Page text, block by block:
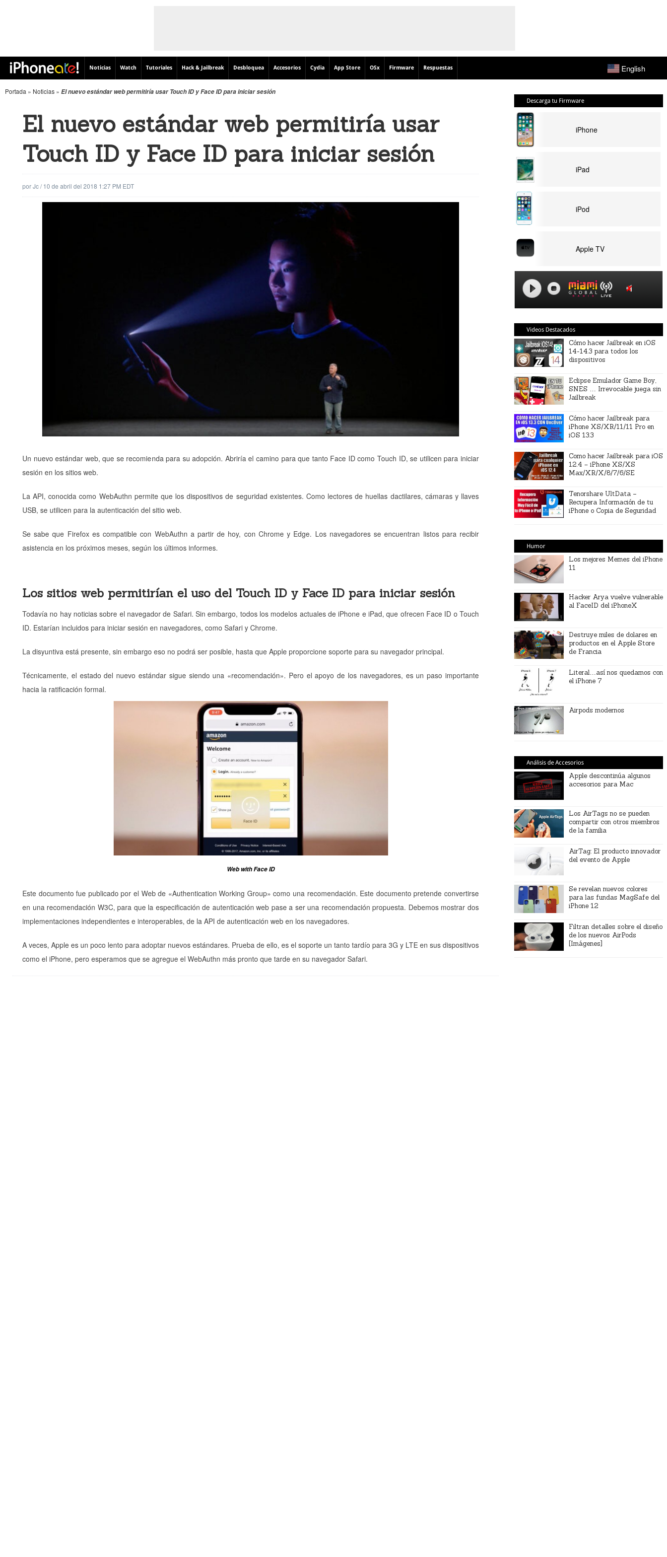
Noticias Watch Tutoriales Hack & Jailbreak Desbloquea Accesorios Cydia App Store OSx Firmware Respuestas English
Portada » Noticias » El nuevo estándar web permitiría usar Touch ID y Face ID para iniciar sesión
El nuevo estándar web permitiría usar
Touch ID y Face ID para iniciar sesión
porJc/10 de abril del 2018 1:27 PM EDT
Un nuevo estándar web, que se recomienda para su adopción. Abriría el camino para que tanto Face ID como Touch ID, se utilicen para iniciar
sesión en los sitios web.
La API, conocida como WebAuthn permite que los dispositivos de seguridad existentes. Como lectores de huellas dactilares, cámaras y llaves
USB, se utilicen para la autenticación del sitio web.
Se sabe que Firefox es compatible con WebAuthn a partir de hoy, con Chrome y Edge. Los navegadores se encuentran listos para recibir
asistencia en los próximos meses, según los últimos informes.
Los sitios web permitirían el uso del Touch ID y Face ID para iniciar sesión
Todavía no hay noticias sobre el navegador de Safari. Sin embargo, todos los modelos actuales de iPhone e iPad, que ofrecen Face ID o Touch
ID. Estarían incluidos para iniciar sesión en navegadores, como Safari y Chrome.
La disyuntiva está presente, sin embargo eso no podrá ser posible, hasta que Apple proporcione soporte para su navegador principal.
Técnicamente, el estado del nuevo estándar sigue siendo una «recomendación». Pero el apoyo de los navegadores, es un paso importante
hacia la ratificación formal.
Web with Face ID
Este documento fue publicado por el Web de «Authentication Working Group» como una recomendación. Este documento pretende convertirse
en una recomendación W3C, para que la especificación de autenticación web pase a ser una recomendación propuesta. Debemos mostrar dos
implementaciones independientes e interoperables, de la API de autenticación web en los navegadores.
A veces, Apple es un poco lento para adoptar nuevos estándares. Prueba de ello, es el soporte un tanto tardío para 3G y LTE en sus dispositivos
como el iPhone, pero esperamos que se agregue el WebAuthn más pronto que tarde en su navegador Safari.
Descarga tu Firmware
iPhone
iPad
iPod
Apple TV
Videos Destacados
Cómo hacer Jailbreak en iOS
14-14.3 para todos los
dispositivos
Eclipse Emulador Game Boy,
SNES … Irrevocable juega sin
Jailbreak
Cómo hacer Jailbreak para
iPhone XS/XR/11/11 Pro en
iOS 13.3
Como hacer Jailbreak para iOS
12.4 – iPhone XS/XS
Max/XR/X/8/7/6/SE
Tenorshare UltData –
Recupera Información de tu
iPhone o Copia de Seguridad
Humor
Los mejores Memes del iPhone
11
Hacker Arya vuelve vulnerable
al FaceID del iPhoneX
Destruye miles de dolares en
productos en el Apple Store
de Francia
Literal…así nos quedamos con
el iPhone 7
Airpods modernos
Análisis de Accesorios
Apple descontinúa algunos
accesorios para Mac
Los AirTags no se pueden
compartir con otros miembros
de la familia
AirTag: El producto innovador
del evento de Apple
Se revelan nuevos colores
para las fundas MagSafe del
iPhone 12
Filtran detalles sobre el diseño
de los nuevos AirPods
[Imágenes]